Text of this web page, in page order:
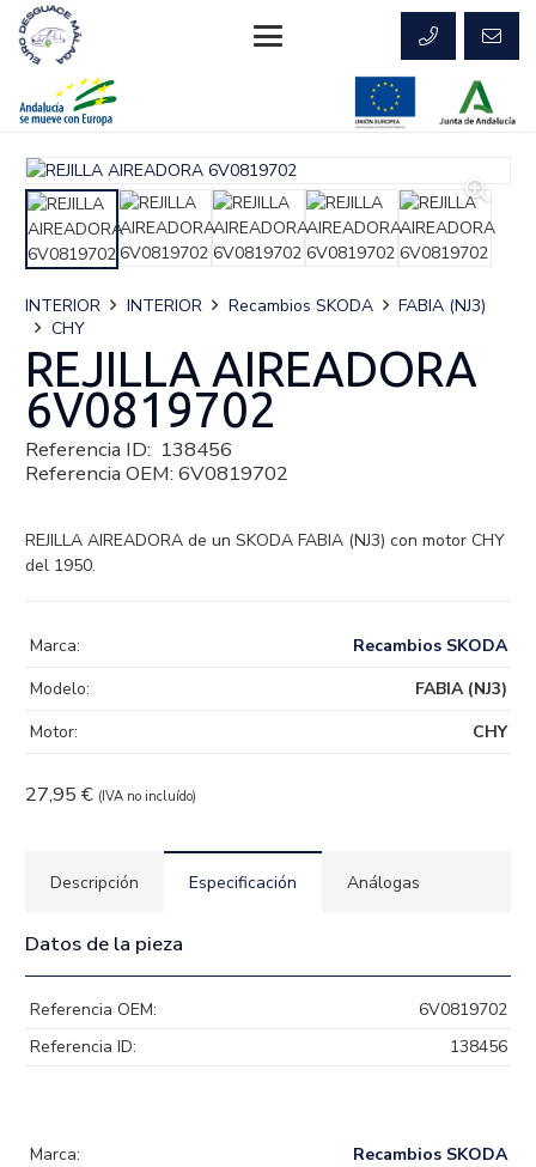
INTERIOR INTERIOR Recambios SKODA
FABIA (NJ3)
CHY
REJILLA AIREADORA
6V0819702
Referencia ID: 138456
Referencia OEM: 6V0819702
REJILLA AIREADORA de un SKODA FABIA (NJ3) con motor CHY
del 1950.
27,95 € (IVA no incluído)
Marca:
Recambios SKODA
Modelo:
FABIA (NJ3)
Motor:
CHY
Descripción Especificación Análogas
Datos de la pieza
Referencia OEM:
6V0819702
Referencia ID:
138456
Marca:
Recambios SKODA